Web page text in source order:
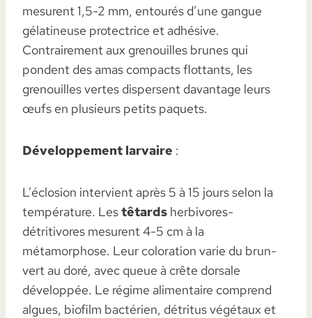
mesurent 1,5-2 mm, entourés d’une gangue
gélatineuse protectrice et adhésive.
Contrairement aux grenouilles brunes qui
pondent des amas compacts flottants, les
grenouilles vertes dispersent davantage leurs
œufs en plusieurs petits paquets.
Développement larvaire :
L’éclosion intervient après 5 à 15 jours selon la
température. Lestêtards herbivores-
détritivores mesurent 4-5 cm à la
métamorphose. Leur coloration varie du brun-
vert au doré, avec queue à crête dorsale
développée. Le régime alimentaire comprend
algues, biofilm bactérien, détritus végétaux et